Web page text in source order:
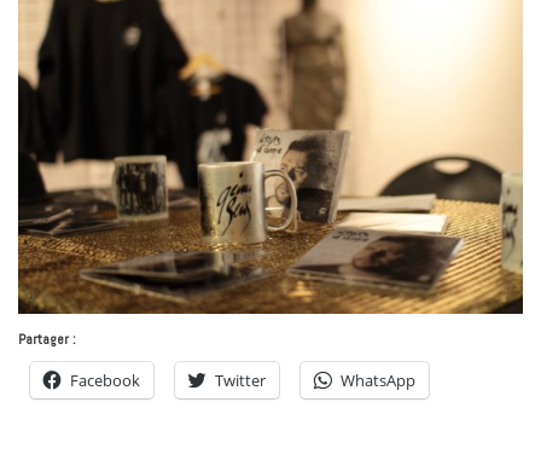
Partager :
Facebook Twitter WhatsApp